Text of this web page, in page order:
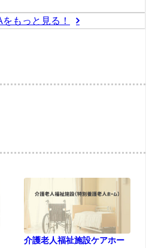
もっと見る！
介護老人福祉施設ケアホー